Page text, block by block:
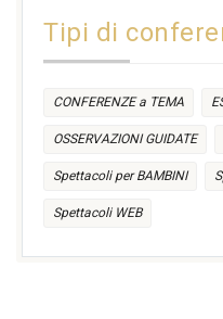
17:30
Tipi di
CONFERENZE a TEMA
OSSERVAZIONI GUIDATE
Spettacoli per BAMBINI
Spettacoli WEB